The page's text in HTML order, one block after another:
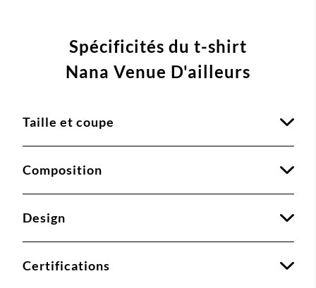
Spécificités du t-shirt
Nana Venue D'ailleurs
Taille et coupe
Composition
Design
Certifications